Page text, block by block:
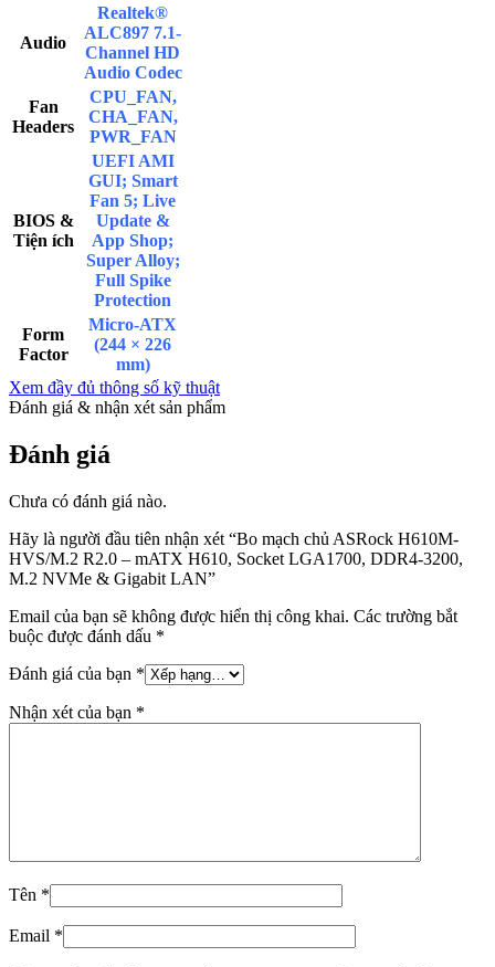
Audio
Realtek®
ALC897 7.1-
Channel HD
Audio Codec
Fan
Headers
CPU_FAN,
CHA_FAN,
PWR_FAN
BIOS &
Tiện ích
UEFI AMI
GUI; Smart
Fan 5; Live
Update &
App Shop;
Super Alloy;
Full Spike
Protection
Form
Factor
Micro-ATX
(244 × 226
mm)
Xem đầy đủ thông số kỹ thuật
Đánh giá & nhận xét sản phẩm
Đánh giá
Chưa có đánh giá nào.
Hãy là người đầu tiên nhận xét “Bo mạch chủ ASRock H610M-
HVS/M.2 R2.0 – mATX H610, Socket LGA1700, DDR4-3200,
M.2 NVMe & Gigabit LAN”
Email của bạn sẽ không được hiển thị công khai. Các trường bắt
buộc được đánh dấu *
Đánh giá của bạn *
Nhận xét của bạn *
Tên *
Email *